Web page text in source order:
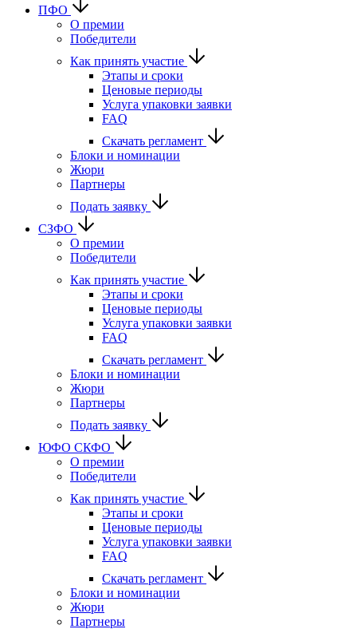
ПФО
О премии
Победители
Как принять участие
Этапы и сроки
Ценовые периоды
Услуга упаковки заявки
FAQ
Скачать регламент
Блоки и номинации
Жюри
Партнеры
Подать заявку
СЗФО
О премии
Победители
Как принять участие
Этапы и сроки
Ценовые периоды
Услуга упаковки заявки
FAQ
Скачать регламент
Блоки и номинации
Жюри
Партнеры
Подать заявку
ЮФО СКФО
О премии
Победители
Как принять участие
Этапы и сроки
Ценовые периоды
Услуга упаковки заявки
FAQ
Скачать регламент
Блоки и номинации
Жюри
Партнеры